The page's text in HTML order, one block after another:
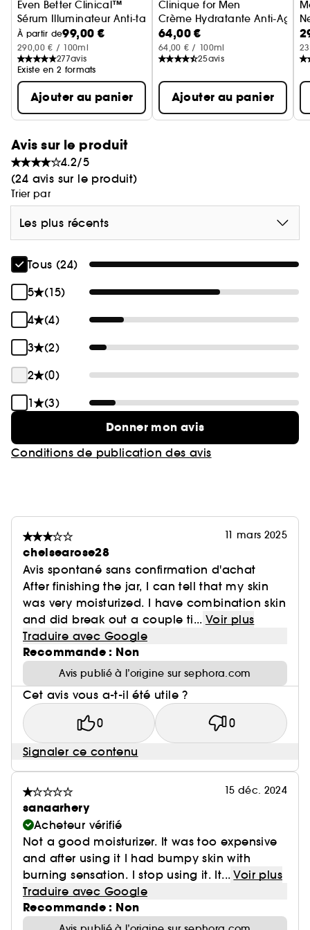
Even Better Clinical™
Sérum Illuminateur Anti-taches
À partir de99,00 €
290,00 € / 100ml
277avis
Existe en 2 formats
Ajouter au panier
Clinique for Men
Crème Hydratante Anti-Age
64,00 €
64,00 € / 100ml
25avis
Ajouter au panier
Avis sur le produit
4.2/5
(24 avis sur le produit)
Trier par
Les plus récents
Tous (24)
5
(15)
4
(4)
3
(2)
2
(0)
1
(3)
Donner mon avis
Conditions de publication des avis
11 mars 2025
chelsearose28
Avis spontané sans confirmation d'achat
After finishing the jar, I can tell that my skin
was very moisturized. I have combination skin
and did break out a couple ti... Voir plus
Traduire avec Google
Recommande : Non
Avis publié à l’origine sur sephora.com
Cet avis vous a-t-il été utile ?
0 0
Signaler ce contenu
15 déc. 2024
sanaarhery
Acheteur vérifié
Not a good moisturizer. It was too expensive
and after using it I had bumpy skin with
burning sensation. I stop using it. It... Voir plus
Traduire avec Google
Recommande : Non